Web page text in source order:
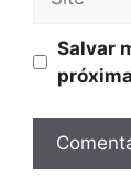
Salvar